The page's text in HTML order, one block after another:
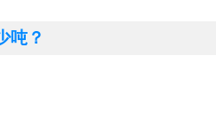
吨？